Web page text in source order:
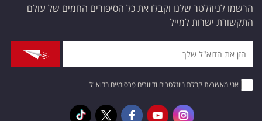
הרשמו לניוזלטר שלנו וקבלו את כל הסיפורים החמים של עולם
התקשורת ישרות למייל
אני מאשר/ת קבלת ניוזלטרים ודיוורים פרסומיים בדוא"ל